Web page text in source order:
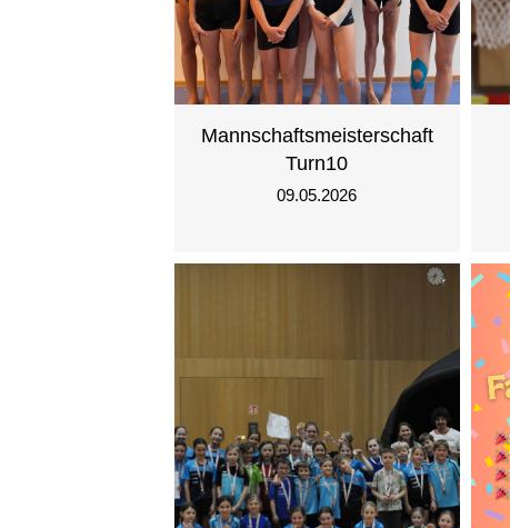
Mannschaftsmeisterschaft
Turn10
09.05.2026